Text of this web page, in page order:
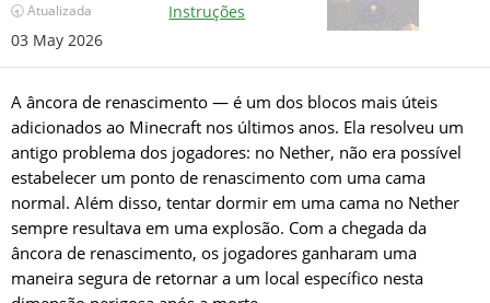
🕣 Atualizada
03 May 2026
Instruções
A âncora de renascimento — é um dos blocos mais úteis
adicionados ao Minecraft nos últimos anos. Ela resolveu um
antigo problema dos jogadores: no Nether, não era possível
estabelecer um ponto de renascimento com uma cama
normal. Além disso, tentar dormir em uma cama no Nether
sempre resultava em uma explosão. Com a chegada da
âncora de renascimento, os jogadores ganharam uma
maneira segura de retornar a um local específico nesta